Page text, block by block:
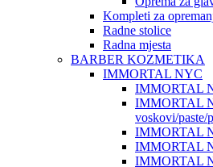
Kompleti za
Radne stolice
Radna mjesta
BARBER KOZMETIKA
IMMORTAL NYC
IMMORTAL
IMMORTAL
voskovi/paste/
IMMORTAL
IMMORTAL
IMMORTAL